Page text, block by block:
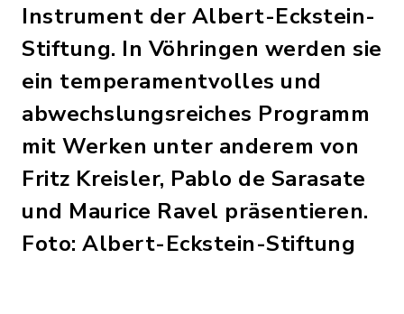
Instrument der Albert-Eckstein-
Stiftung. In Vöhringen werden sie
ein temperamentvolles und
abwechslungsreiches Programm
mit Werken unter anderem von
Fritz Kreisler, Pablo de Sarasate
und Maurice Ravel präsentieren.
Foto: Albert-Eckstein-Stiftung